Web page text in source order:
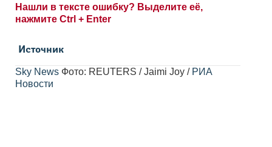
Нашли в тексте ошибку? Выделите её,
нажмите Ctrl + Enter
Источник
Sky News Фото: REUTERS / Jaimi Joy / РИА
Новости